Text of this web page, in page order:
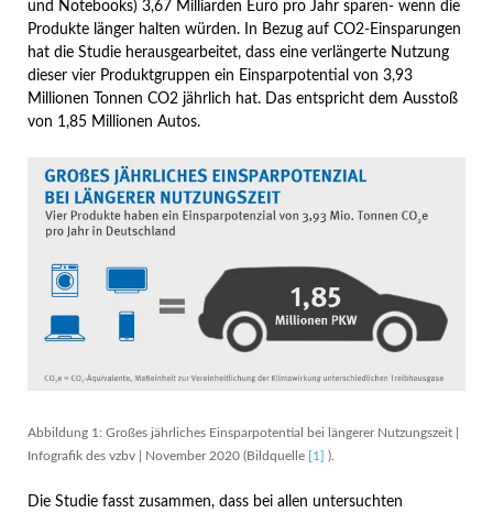
und Notebooks) 3,67 Milliarden Euro pro Jahr sparen- wenn die
Produkte länger halten würden. In Bezug auf CO2-Einsparungen
hat die Studie herausgearbeitet, dass eine verlängerte Nutzung
dieser vier Produktgruppen ein Einsparpotential von 3,93
Millionen Tonnen CO2 jährlich hat. Das entspricht dem Ausstoß
von 1,85 Millionen Autos.
Abbildung 1: Großes jährliches Einsparpotential bei längerer Nutzungszeit |
Infografik des vzbv | November 2020 (Bildquelle
[1] ).
Die Studie fasst zusammen, dass bei allen untersuchten